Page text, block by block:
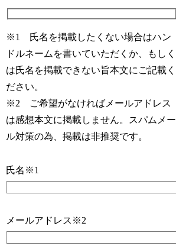
※1 氏名を掲載したくない場合はハン
ドルネームを書いていただくか、もしく
は氏名を掲載できない旨本文にご記載く
ださい。
※2 ご希望がなければメールアドレス
は感想本文に掲載しません。スパムメー
ル対策の為、掲載は非推奨です。
氏名※1
メールアドレス※2